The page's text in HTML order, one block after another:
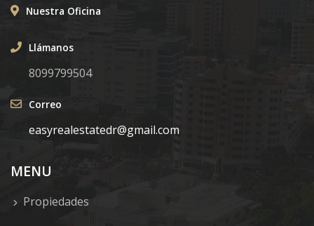
Nuestra Oficina
Llámanos
8099799504
Correo
easyrealestatedr@gmail.com
MENU
Propiedades